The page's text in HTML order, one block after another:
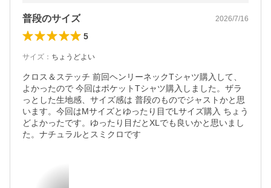
普段のサイズ 2026/7/16
5
サイズ ： ちょうどよい
クロス＆ステッチ 前回ヘンリーネックTシャツ購入して、
よかったので 今回はポケットTシャツ購入しました。ザラ
っとした生地感、サイズ感は 普段のものでジャストかと思
います。今回はMサイズとゆったり目でLサイズ購入 ちょう
どよかったです。ゆったり目だとXLでも良いかと思いまし
た。ナチュラルとスミクロです